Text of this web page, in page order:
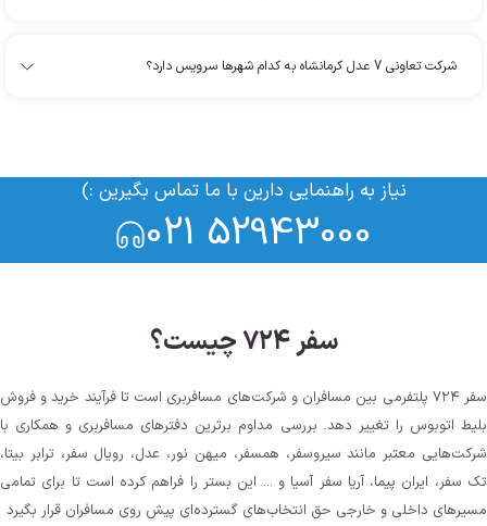
شرکت تعاونی 7 عدل کرمانشاه به کدام شهرها سرویس دارد؟
نیاز به راهنمایی دارین با ما تماس بگیرین :)
021 52943000
سفر ۷۲۴ چیست؟
سفر ۷۲۴ پلتفرمی بین مسافران و شرکت‌های مسافربری است تا فرآیند خرید و فروش
اتوبوس را تغییر دهد. بررسی مداوم برترین دفترهای مسافربری و همکاری با
معتبر مانند سیروسفر، همسفر، میهن‌ نور، عدل، رویال سفر، ترابر بیتا،
سفر، ایران پیما، آریا سفر آسیا و ... این بستر را فراهم کرده است تا برای تمامی
داخلی و خارجی حق انتخاب‌های گسترده‌ای پیش روی مسافران قرار بگیرد